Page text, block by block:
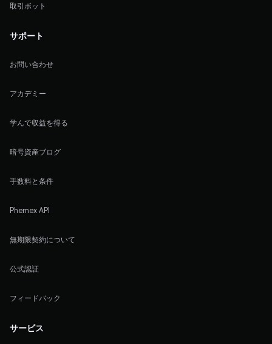
取引ボット
サポート
お問い合わせ
アカデミー
学んで収益を得る
暗号資産ブログ
手数料と条件
Phemex API
無期限契約について
公式認証
フィードバック
サービス